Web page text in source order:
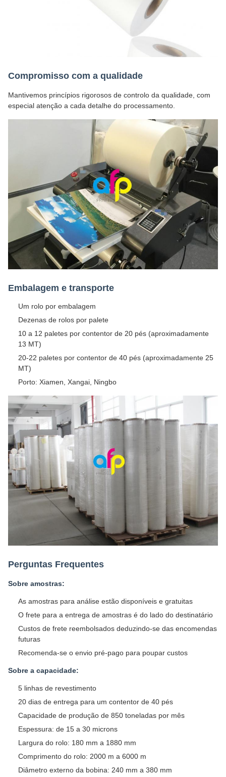
Compromisso com a qualidade
Mantivemos princípios rigorosos de controlo da qualidade, com
especial atenção a cada detalhe do processamento.
Embalagem e transporte
Um rolo por embalagem
Dezenas de rolos por palete
10 a 12 paletes por contentor de 20 pés (aproximadamente
13 MT)
20-22 paletes por contentor de 40 pés (aproximadamente 25
MT)
Porto: Xiamen, Xangai, Ningbo
Perguntas Frequentes
Sobre amostras:
As amostras para análise estão disponíveis e gratuitas
O frete para a entrega de amostras é do lado do destinatário
Custos de frete reembolsados deduzindo-se das encomendas
futuras
Recomenda-se o envio pré-pago para poupar custos
Sobre a capacidade:
5 linhas de revestimento
20 dias de entrega para um contentor de 40 pés
Capacidade de produção de 850 toneladas por mês
Espessura: de 15 a 30 microns
Largura do rolo: 180 mm a 1880 mm
Comprimento do rolo: 2000 m a 6000 m
Diâmetro externo da bobina: 240 mm a 380 mm